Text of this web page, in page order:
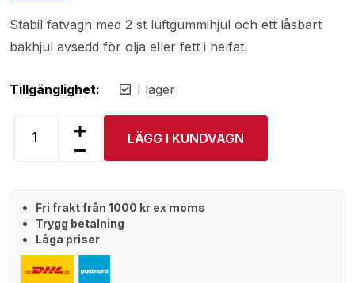
Stabil fatvagn med 2 st luftgummihjul och ett låsbart
bakhjul avsedd för olja eller fett i helfat.
Tillgänglighet: I lager
LÄGG I KUNDVAGN
Fri frakt från 1000 kr ex moms
Trygg betalning
Låga priser